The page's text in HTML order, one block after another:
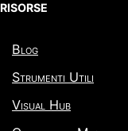
RISORSE
Blog
Strumenti Utili
Visual Hub